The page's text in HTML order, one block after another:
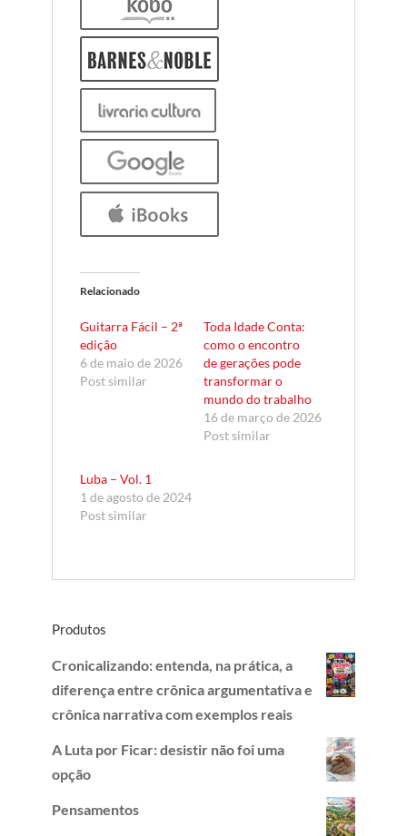
Relacionado
Guitarra Fácil – 2ª
edição
6 de maio de 2026
Post similar
Toda Idade Conta:
como o encontro
de gerações pode
transformar o
mundo do trabalho
16 de março de 2026
Post similar
Luba – Vol. 1
1 de agosto de 2024
Post similar
Produtos
Cronicalizando: entenda, na prática, a
diferença entre crônica argumentativa e
crônica narrativa com exemplos reais
A Luta por Ficar: desistir não foi uma
opção
Pensamentos